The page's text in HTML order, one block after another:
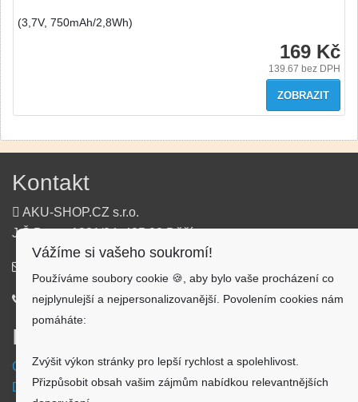
(3,7V, 750mAh/2,8Wh)
169 Kč
139.67 bez DPH
ZOBRAZIT
Kontakt
AKU-SHOP.CZ s.r.o.
J.Š.Baara 1331/34, 405 02 Děčín
720 500 500
Informace
Obchodní podmínky
Doprava a platba
Vážíme si vašeho soukromí!
Používáme soubory cookie 🍪, aby bylo vaše procházení co
nejplynulejší a nejpersonalizovanější. Povolením cookies nám
pomáháte:
Zvýšit výkon stránky pro lepší rychlost a spolehlivost.
Přizpůsobit obsah vašim zájmům nabídkou relevantnějších